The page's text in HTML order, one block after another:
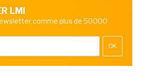
LMI
comme plus de 50000
OK